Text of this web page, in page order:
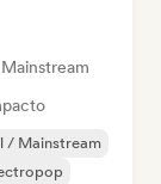
/ Mainstream